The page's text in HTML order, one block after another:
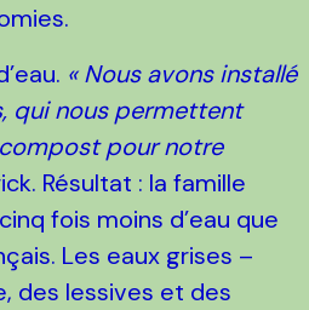
« Nous avons installé
qui nous permettent
pour notre
Résultat : la famille
fois moins d’eau que
Les eaux grises –
des lessives et des